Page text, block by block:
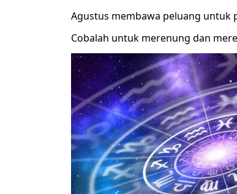
Agustus membawa peluang
Cobalah untuk merenung dan